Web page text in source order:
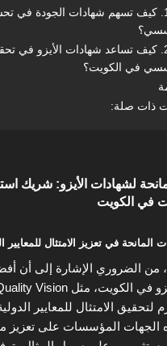
1. كيف تسهم شهادات الجودة في
2. كيف تساعد شهادات الأيزو في
في الكويت؟
ذات صلة:
لشهادات الأيزو: شريك
في الكويت
من الضروري الإشارة إلى أن
لتحقيق الامتثال للمعايير
الجهات المؤسسات على تعزيز